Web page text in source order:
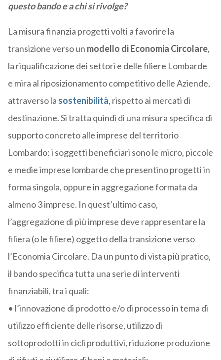
questo bando e a chi si rivolge?
La misura finanzia progetti volti a favorire la
transizione verso un modello di Economia Circolare,
la riqualificazione dei settori e delle filiere Lombarde
e mira al riposizionamento competitivo delle Aziende,
attraverso la sostenibilità, rispetto ai mercati di
destinazione. Si tratta quindi di una misura specifica di
supporto concreto alle imprese del territorio
Lombardo: i soggetti beneficiari sono le micro, piccole
e medie imprese lombarde che presentino progetti in
forma singola, oppure in aggregazione formata da
almeno 3 imprese. In quest’ultimo caso,
l’aggregazione di più imprese deve rappresentare la
filiera (o le filiere) oggetto della transizione verso
l’Economia Circolare. Da un punto di vista più pratico,
il bando specifica tutta una serie di interventi
finanziabili, tra i quali:
• l’innovazione di prodotto e/o di processo in tema di
utilizzo efficiente delle risorse, utilizzo di
sottoprodotti in cicli produttivi, riduzione produzione